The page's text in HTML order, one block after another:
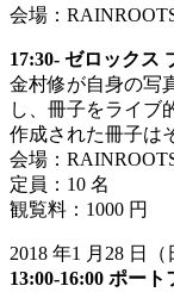
会場：
17:30- ゼロックス
金村修が自身の写
し、冊子をライブ
作成された冊子は
会場：
定員：10 名
観覧料：1000 円
2018 年1 月28 日（
13:00-16:00 ポー